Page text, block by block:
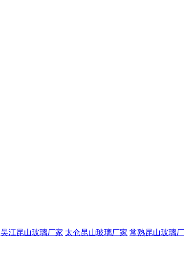
吴江昆山玻璃厂家 太仓昆山玻璃厂家 常熟昆山玻璃厂